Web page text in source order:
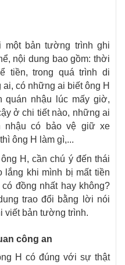
bản tường trình ghi
nội dung bao gồm: thời
tiền, trong quá trình di
có những ai biết ông H
quán nhậu lúc mấy giờ,
ở chi tiết nào, những ai
nhậu có bảo vệ giữ xe
ông H làm gì,...
H, cần chú ý đến thái
lắng khi mình bị mất tiền
đồng nhất hay không?
trao đổi bằng lời nói
viết bản tường trình.
công an
H có đúng với sự thật